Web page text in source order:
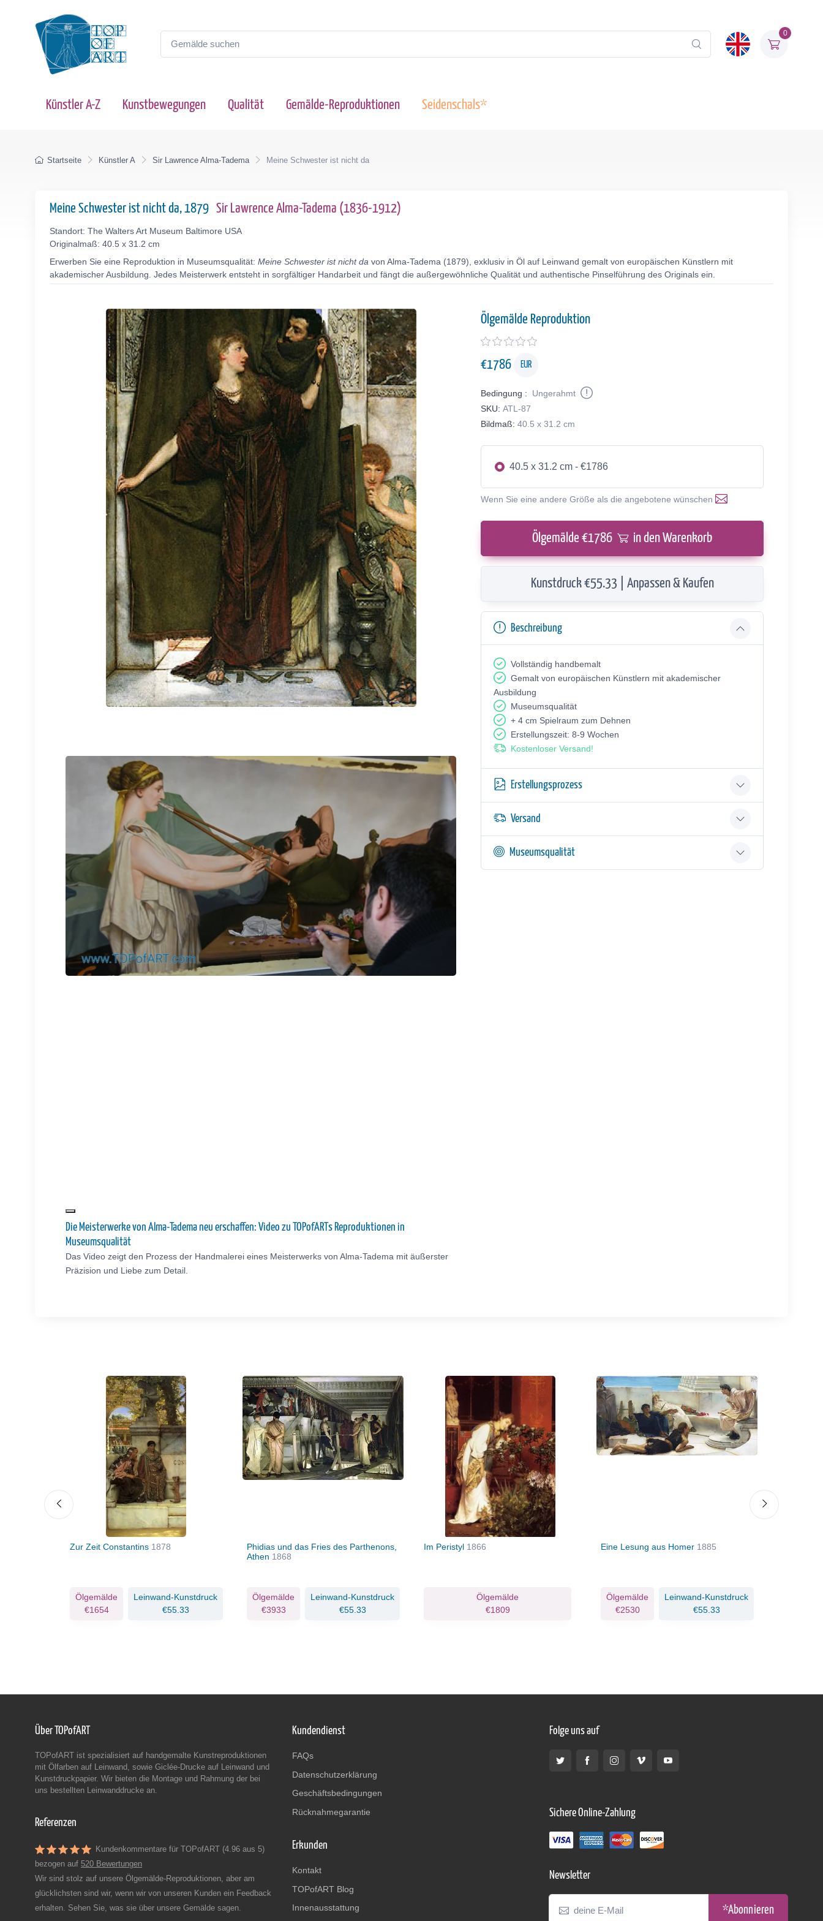
0
Künstler A-Z Kunstbewegungen Qualität Gemälde-Reproduktionen Seidenschals*
Startseite Künstler A Sir Lawrence Alma-Tadema Meine Schwester ist nicht da
Meine Schwester ist nicht da, 1879 Sir Lawrence Alma-Tadema (1836-1912)
Standort: The Walters Art Museum Baltimore USA
Originalmaß: 40.5 x 31.2 cm
Erwerben Sie eine Reproduktion in Museumsqualität: Meine Schwester ist nicht da von Alma-Tadema (1879), exklusiv in Öl auf Leinwand gemalt von europäischen Künstlern mit
akademischer Ausbildung. Jedes Meisterwerk entsteht in sorgfältiger Handarbeit und fängt die außergewöhnliche Qualität und authentische Pinselführung des Originals ein.
Die Meisterwerke von Alma-Tadema neu erschaffen: Video zu TOPofARTs Reproduktionen in
Museumsqualität
Das Video zeigt den Prozess der Handmalerei eines Meisterwerks von Alma-Tadema mit äußerster
Präzision und Liebe zum Detail.
Ölgemälde Reproduktion
€1786 EUR
Bedingung :
Ungerahmt
SKU: ATL-87
Bildmaß: 40.5 x 31.2 cm
40.5 x 31.2 cm - €1786
Wenn Sie eine andere Größe als die angebotene wünschen
Ölgemälde €1786 in den Warenkorb
Kunstdruck €55.33 | Anpassen & Kaufen
Beschreibung
Vollständig handbemalt
Gemalt von europäischen Künstlern mit akademischer
Ausbildung
Museumsqualität
+ 4 cm Spielraum zum Dehnen
Erstellungszeit: 8-9 Wochen
Kostenloser Versand!
Erstellungsprozess
Versand
Museumsqualität
Zur Zeit Constantins 1878
Ölgemälde
€1654
Leinwand-Kunstdruck
€55.33
Phidias und das Fries des Parthenons,
Athen 1868
Ölgemälde
€3933
Leinwand-Kunstdruck
€55.33
Im Peristyl 1866
Ölgemälde
€1809
Eine Lesung aus Homer 1885
Ölgemälde
€2530
Leinwand-Kunstdruck
€55.33
Über TOPofART
TOPofART ist spezialisiert auf handgemalte Kunstreproduktionen
mit Ölfarben auf Leinwand, sowie Giclée-Drucke auf Leinwand und
Kunstdruckpapier. Wir bieten die Montage und Rahmung der bei
uns bestellten Leinwanddrucke an.
Referenzen
Kundenkommentare für TOPofART (4.96 aus 5)
bezogen auf 520 Bewertungen
Wir sind stolz auf unsere Ölgemälde-Reproduktionen, aber am
glücklichsten sind wir, wenn wir von unseren Kunden ein Feedback
erhalten. Sehen Sie, was sie über unsere Gemälde sagen.
Kundendienst
FAQs
Datenschutzerklärung
Geschäftsbedingungen
Rücknahmegarantie
Erkunden
Kontakt
TOPofART Blog
Innenausstattung
Folge uns auf
Sichere Online-Zahlung
Newsletter
*Abonnieren